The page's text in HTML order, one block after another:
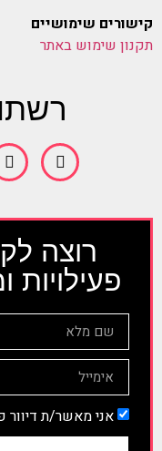
רוצה
אני מאשר/ת דיוור
קישורים שימושיים
תקנון שימוש באתר